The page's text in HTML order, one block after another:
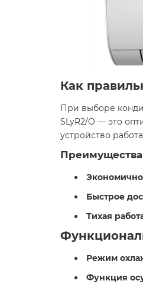
Как
При выборе
SLyR2/O — это
устройство
Преимущества
Быстрое
Тихая
Режим
Функция